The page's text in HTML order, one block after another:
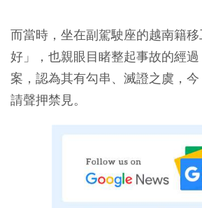
而當時，坐在副駕駛座的越南籍
好」，也親眼目睹整起事故的經
案，認為其有勾串、滅證之虞，
請聲押禁見。